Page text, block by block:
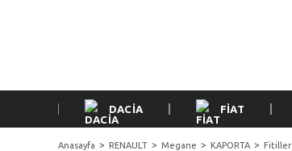
DACİA FİAT
Anasayfa RENAULT Megane KAPORTA Fitiller